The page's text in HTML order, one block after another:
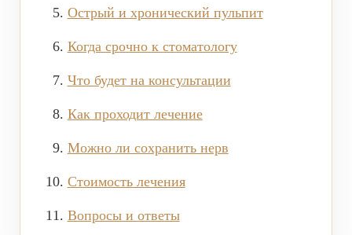
КОНТАКТЫ
ОТЗЫВЫ
Острый и хронический пульпит
Когда срочно к стоматологу
Что будет на консультации
Как проходит лечение
Можно ли сохранить нерв
Стоимость лечения
Вопросы и ответы